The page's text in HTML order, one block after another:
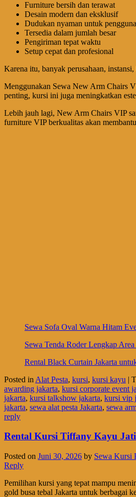
Furniture bersih dan terawat
Desain modern dan eksklusif
Dudukan nyaman untuk
Tersedia dalam jumlah besar
Pengiriman tepat waktu
Setup cepat dan profesional
Karena itu, banyak perusahaan,
Menggunakan Sewa New Arm Chairs
penting, kursi ini juga meningkatkan
Lebih jauh lagi, New Arm Chairs VIP
furniture VIP berkualitas akan
Sewa Sofa Oval Warna Hitam
Sewa Tenda Roder Lengkap
Rental Black Curtain Jakarta
Posted in Alat Pesta, kursi, kursi kayu |
awarding jakarta, kursi corporate event
jakarta, kursi talkshow jakarta, kursi vip
jakarta, sewa alat pesta Jakarta, sewa
reply
Rental Kursi Tiffany Kayu
Posted on Juni 30, 2026 by Sewa Kursi
Reply
Pemilihan kursi yang tepat mampu
gold busa tebal Jakarta untuk berbagai